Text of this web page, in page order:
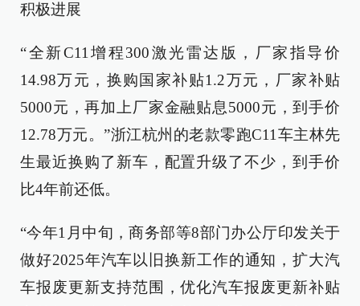
积极进展
“全新C11增程300激光雷达版，厂家指导价
14.98万元，换购国家补贴1.2万元，厂家补贴
5000元，再加上厂家金融贴息5000元，到手价
12.78万元。”浙江杭州的老款零跑C11车主林先
生最近换购了新车，配置升级了不少，到手价
比4年前还低。
“今年1月中旬，商务部等8部门办公厅印发关于
做好2025年汽车以旧换新工作的通知，扩大汽
车报废更新支持范围，优化汽车报废更新补贴